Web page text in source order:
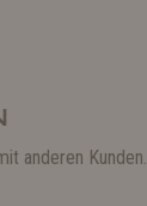
anderen Kunden.